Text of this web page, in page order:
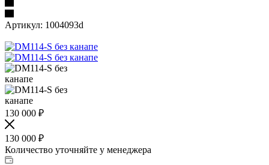
Артикул: 1004093d
130 000 ₽
130 000 ₽
Количество уточняйте у менеджера